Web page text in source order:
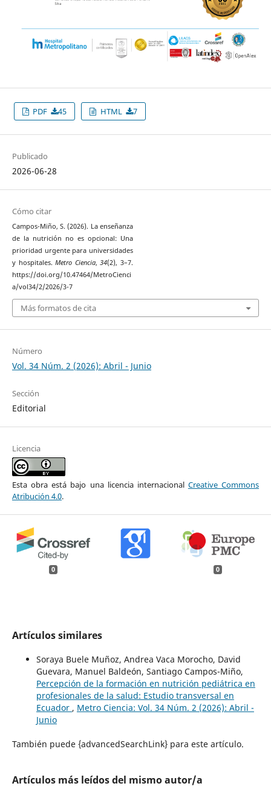
PDF 45 HTML 7
Publicado
2026-06-28
Cómo citar
Campos-Miño, S. (2026). La enseñanza
de la nutrición no es opcional: Una
prioridad urgente para universidades
y hospitales.Metro Ciencia,34(2), 3–7.
https://doi.org/10.47464/MetroCienci
a/vol34/2/2026/3-7
Más formatos de cita
Número
Vol. 34 Núm. 2 (2026): Abril - Junio
Sección
Editorial
Licencia
Esta obra está bajo una licencia internacional Creative Commons
Atribución 4.0.
0 0
Artículos similares
Soraya Buele Muñoz, Andrea Vaca Morocho, David
Guevara, Manuel Baldeón, Santiago Campos-Miño,
Percepción de la formación en nutrición pediátrica en
profesionales de la salud: Estudio transversal en
Ecuador , Metro Ciencia: Vol. 34 Núm. 2 (2026): Abril -
Junio
También puede {advancedSearchLink} para este artículo.
Artículos más leídos del mismo autor/a